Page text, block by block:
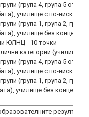
(група 4, група 5 от
училище с по-ниска
(група 1, група 2, група
училище без
ЮЛНЦ - 10 точки
категории (училище с
(група 4, група 5 от
училище с по-ниска
(група 1, група 2, група
училище без
резултати